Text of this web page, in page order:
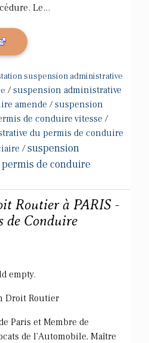
Le...
suspension administrative
/suspension administrative
amende /suspension
de conduire vitesse /
du permis de conduire
/suspension
de conduire
Routier à PARIS -
de Conduire
empty.
Droit Routier
Paris et Membre de
de l'Automobile, Maître